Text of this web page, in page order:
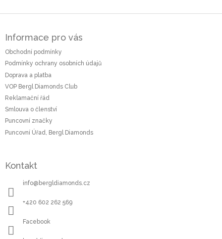
Informace pro vás
Obchodní podmínky
Podmínky ochrany osobních údajů
Doprava a platba
VOP Bergl Diamonds Club
Reklamační řád
Smlouva o členství
Puncovní značky
Puncovní Úřad, Bergl Diamonds
Kontakt
info@ bergldiamonds.cz
+420 602 262 569
Facebook